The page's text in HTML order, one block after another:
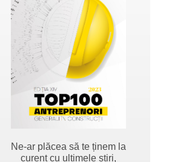
Ne-ar plăcea să te ținem la
curent cu ultimele știri,